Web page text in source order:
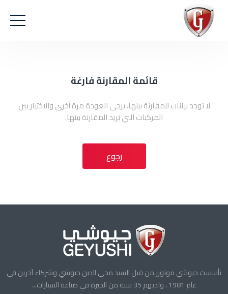
قائمة المقارنة فارغة
لا توجد بيانات للمقارنة بينها. يرجى العودة مرة أخرى والاختيار بين
المركبات التي تريد المقارنة بينها.
رجوع
تأسست جيوشي موتورز من قبل السيد محي الدين جيوشي وشركاء آخرين في
عام 1981 ، ولديهم 35 سنة من الخبرة في صناعة السيارات...